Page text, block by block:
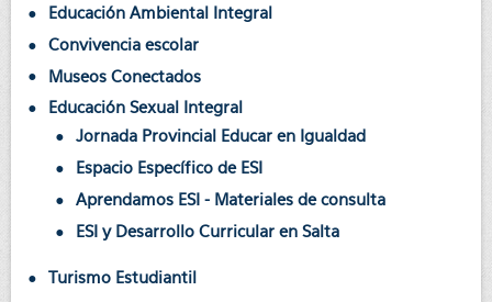
Educación Ambiental Integral
Convivencia escolar
Museos Conectados
Educación Sexual Integral
Jornada Provincial Educar en Igualdad
Espacio Específico de ESI
Aprendamos ESI - Materiales de consulta
ESI y Desarrollo Curricular en Salta
Turismo Estudiantil